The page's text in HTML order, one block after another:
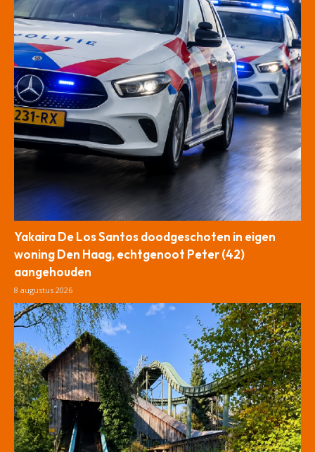
Yakaira De Los Santos doodgeschoten in eigen
woning Den Haag, echtgenoot Peter (42)
aangehouden
8 augustus 2026